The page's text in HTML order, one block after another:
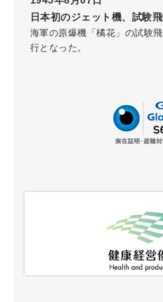
日本初のジェット機、試験
海軍の原爆機「橘花」の試験
行となった。